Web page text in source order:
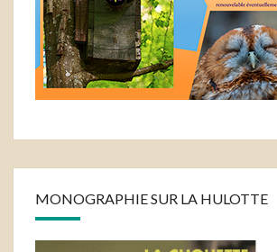
MONOGRAPHIE SUR LA HULOTTE